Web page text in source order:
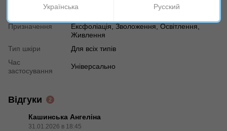
Тип продукту
Призначення
Ексфоліація, Зволоження, Освітлення,
Живлення
Тип шкіри
Для всіх типів
Час
застосування
Універсально
Відгуки 2
Кашинська Ангеліна
31.01.2026 в 18:45
Українська Русский